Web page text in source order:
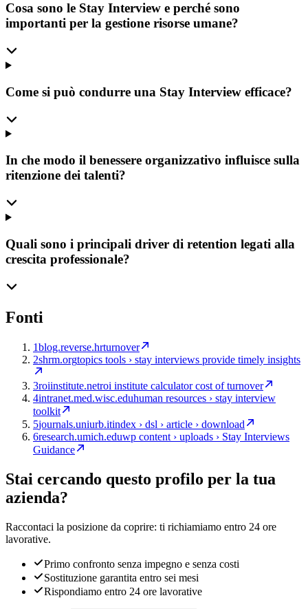
Cosa sono le Stay Interview e perché sono
importanti per la gestione risorse umane?
Come si può condurre una Stay Interview efficace?
In che modo il benessere organizzativo influisce sulla
ritenzione dei talenti?
Quali sono i principali driver di retention legati alla
crescita professionale?
Fonti
1blog.reverse.hrturnover
2shrm.orgtopics tools › stay interviews provide timely insights
3roiinstitute.netroi institute calculator cost of turnover
4intranet.med.wisc.eduhuman resources › stay interview
toolkit
5journals.uniurb.itindex › dsl › article › download
6research.umich.eduwp content › uploads › Stay Interviews
Guidance
Stai cercando questo profilo per la tua
azienda?
Raccontaci la posizione da coprire: ti richiamiamo entro 24 ore
lavorative.
Primo confronto senza impegno e senza costi
Sostituzione garantita entro sei mesi
Rispondiamo entro 24 ore lavorative